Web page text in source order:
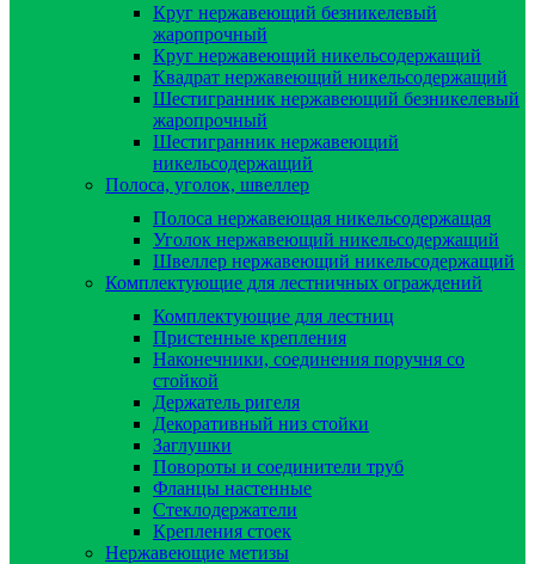
Круг нержавеющий безникелевый
жаропрочный
Круг нержавеющий никельсодержащий
Квадрат нержавеющий никельсодержащий
Шестигранник нержавеющий безникелевый
жаропрочный
Шестигранник нержавеющий
никельсодержащий
Полоса, уголок, швеллер
Полоса нержавеющая никельсодержащая
Уголок нержавеющий никельсодержащий
Швеллер нержавеющий никельсодержащий
Комплектующие для лестничных ограждений
Комплектующие для лестниц
Пристенные крепления
Наконечники, соединения поручня со
стойкой
Держатель ригеля
Декоративный низ стойки
Заглушки
Повороты и соединители труб
Фланцы настенные
Стеклодержатели
Крепления стоек
Нержавеющие метизы